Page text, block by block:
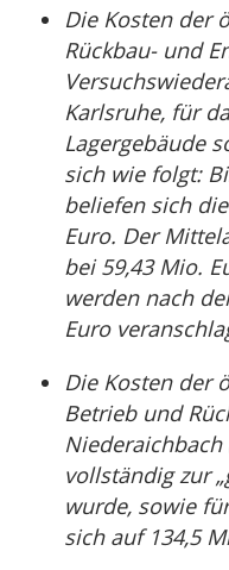
Die Kosten der
Rückbau- und
Karlsruhe, für
Lagergebäude
sich wie folgt:
beliefen sich
Euro. Der
bei 59,43 Mio.
werden nach
Euro
Die Kosten der
Betrieb und
Niederaichbach
vollständig zur
wurde, sowie
sich auf 134,5